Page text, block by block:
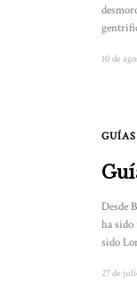
10 de
Desde
ha sido
sido
27 de